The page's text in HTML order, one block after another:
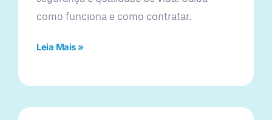
como funciona e como contratar.
Leia Mais »